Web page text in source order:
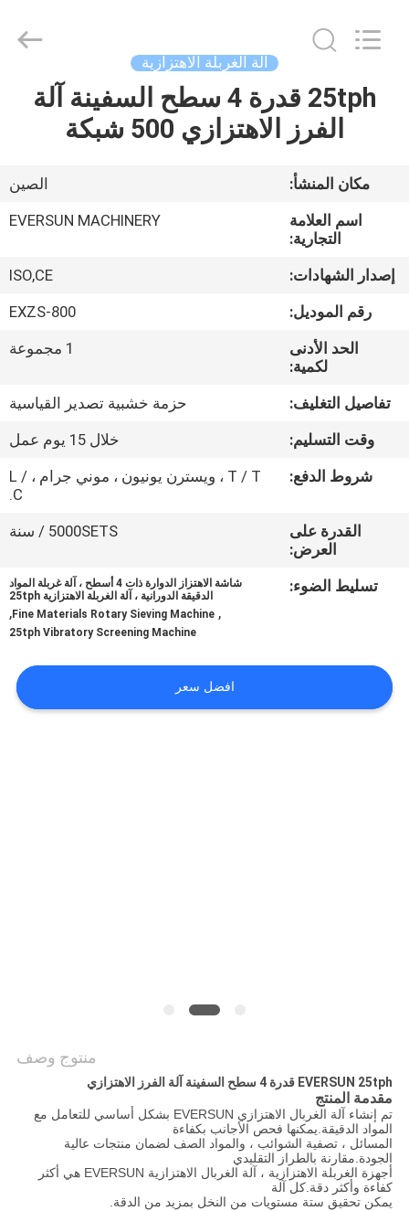
مسكن
عرض
الافتراضي
معلومات
المعمل
مراقبة
الجودة
بنا
آلة الغربلة الاهتزازية
25tph قدرة 4 سطح السفينة آلة
الفرز الاهتزازي 500 شبكة
مكان المنشأ:
الصين
اسم العلامة
التجارية:
EVERSUN MACHINERY
إصدار الشهادات:
ISO,CE
رقم الموديل:
EXZS-800
الحد الأدنى
لكمية:
1 مجموعة
تفاصيل التغليف:
حزمة خشبية تصدير القياسية
وقت التسليم:
خلال 15 يوم عمل
شروط الدفع:
T / T ، ويسترن يونيون ، موني جرام ، L /
C.
القدرة على
العرض:
5000SETS / سنة
تسليط الضوء:
شاشة الاهتزاز الدوارة ذات 4 أسطح ، آلة غربلة المواد
الدقيقة الدورانية ، آلة الغربلة الاهتزازية 25tph
,
Fine Materials Rotary Sieving Machine
,
25tph Vibratory Screening Machine
افضل سعر
منتوج وصف
EVERSUN 25tph قدرة 4 سطح السفينة آلة الفرز الاهتزازي
مقدمة المنتج
تم إنشاء آلة الغربال الاهتزازي EVERSUN بشكل أساسي للتعامل مع
المواد الدقيقة.يمكنها فحص الأجانب بكفاءة
المسائل ، تصفية الشوائب ، والمواد الصف لضمان منتجات عالية
الجودة.مقارنة بالطراز التقليدي
أجهزة الغربلة الاهتزازية ، آلة الغربال الاهتزازية EVERSUN هي أكثر
كفاءة وأكثر دقة.كل آلة
يمكن تحقيق ستة مستويات من النخل بمزيد من الدقة.